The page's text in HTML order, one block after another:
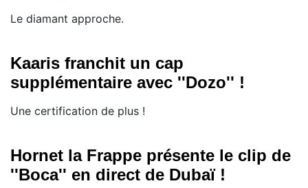
Le diamant approche.
Kaaris franchit un cap
supplémentaire avec ''Dozo'' !
Une certification de plus !
Hornet la Frappe présente le clip de
''Boca'' en direct de Dubaï !